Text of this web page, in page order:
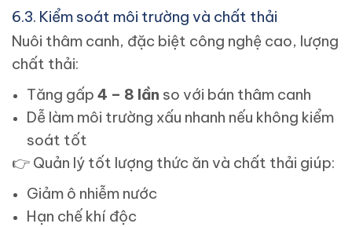
6.3. Kiểm soát môi trường và chất thải
Nuôi thâm canh, đặc biệt công nghệ cao, lượng
chất thải:
Tăng gấp4 – 8 lần so với bán thâm canh
Dễ làm môi trường xấu nhanh nếu không kiểm
soát tốt
👉 Quản lý tốt lượng thức ăn và chất thải giúp:
Giảm ô nhiễm nước
Hạn chế khí độc